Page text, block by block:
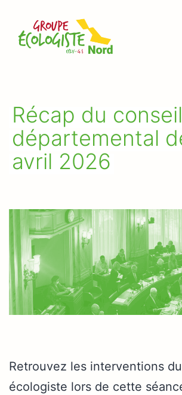
contenu
Groupe
Récap du conseil
départemental
avril 2026
Retrouvez les interventions
écologiste lors de cette